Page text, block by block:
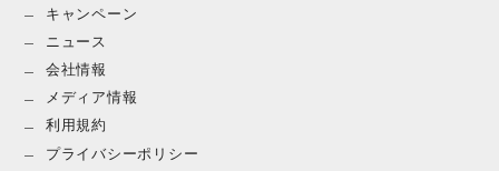
キャンペーン
ニュース
会社情報
メディア情報
利用規約
プライバシーポリシー